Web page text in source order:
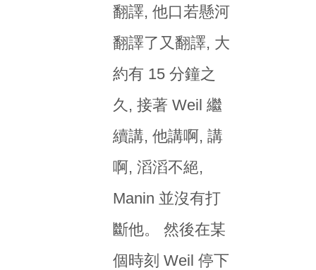
翻譯, 他口若懸河
翻譯了又翻譯, 大
約有 15 分鐘之
久, 接著 Weil 繼
續講, 他講啊, 講
啊, 滔滔不絕,
Manin 並沒有打
斷他。 然後在某
個時刻 Weil 停下